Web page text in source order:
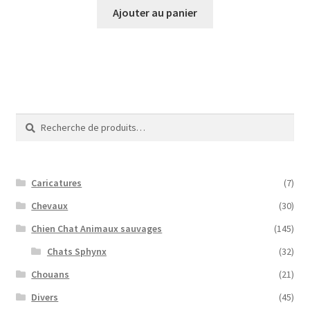
Ajouter au panier
Recherche
pour :
Recherche
Caricatures
(7)
Chevaux
(30)
Chien Chat Animaux sauvages
(145)
Chats Sphynx
(32)
Chouans
(21)
Divers
(45)